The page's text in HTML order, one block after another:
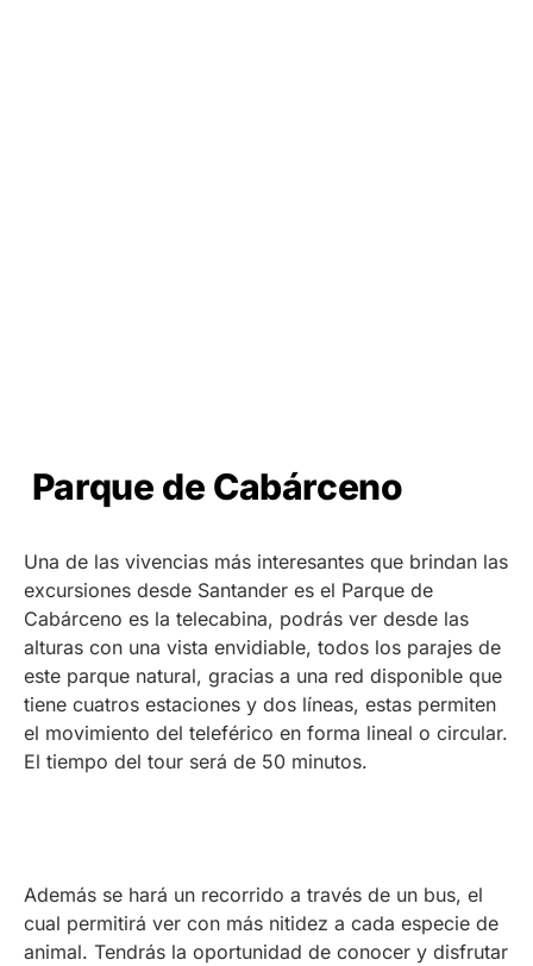
Parque de Cabárceno
Una de las vivencias más interesantes que brindan las
excursiones desde Santander es el Parque de
Cabárceno es la telecabina, podrás ver desde las
alturas con una vista envidiable, todos los parajes de
este parque natural, gracias a una red disponible que
tiene cuatros estaciones y dos líneas, estas permiten
el movimiento del teleférico en forma lineal o circular.
El tiempo del tour será de 50 minutos.
Además se hará un recorrido a través de un bus, el
cual permitirá ver con más nitidez a cada especie de
animal. Tendrás la oportunidad de conocer y disfrutar